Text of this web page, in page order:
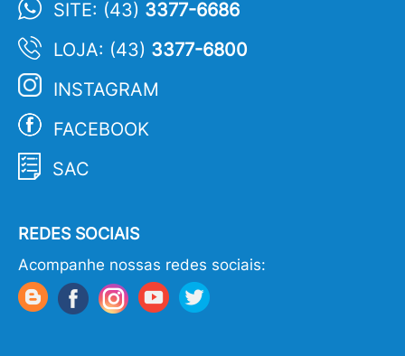
SITE: (43) 3377-6686
LOJA: (43) 3377-6800
INSTAGRAM
FACEBOOK
SAC
REDES SOCIAIS
Acompanhe nossas redes sociais: